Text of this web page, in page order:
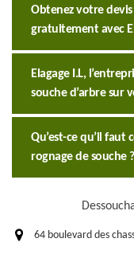
Obtenez votre devis
gratuitement avec
Elagage I.L,
souche d’arbre sur
Qu’est-ce qu’il
rognage de souche ?
64 boulevard des